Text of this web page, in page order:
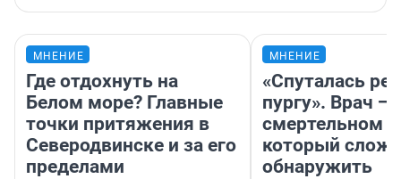
МНЕНИЕ
Где отдохнуть на
Белом море? Главные
точки притяжения в
Северодвинске и за его
пределами
МНЕНИЕ
«Спуталась
пургу». Врач —
смертельном
который
обнаружить